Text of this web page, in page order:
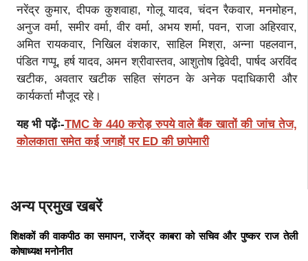
नरेंद्र कुमार, दीपक कुशवाहा, गोलू यादव, चंदन रैकवार, मनमोहन,
अनुज वर्मा, समीर वर्मा, वीर वर्मा, अभय शर्मा, पवन, राजा अहिरवार,
अमित रायकवार, निखिल वंशकार, साहिल मिश्रा, अन्ना पहलवान,
पंडित गप्पू, हर्ष यादव, अमन श्रीवास्तव, आशुतोष द्विवेदी, पार्षद अरविंद
खटीक, अवतार खटीक सहित संगठन के अनेक पदाधिकारी और
कार्यकर्ता मौजूद रहे।
यह भी पढ़ेंः-TMC के 440 करोड़ रुपये वाले बैंक खातों की जांच तेज,
कोलकाता समेत कई जगहों पर ED की छापेमारी
अन्य प्रमुख खबरें
शिक्षकों की वाकपीठ का समापन, राजेंद्र काबरा को सचिव और पुष्कर राज तेली
कोषाध्यक्ष मनोनीत